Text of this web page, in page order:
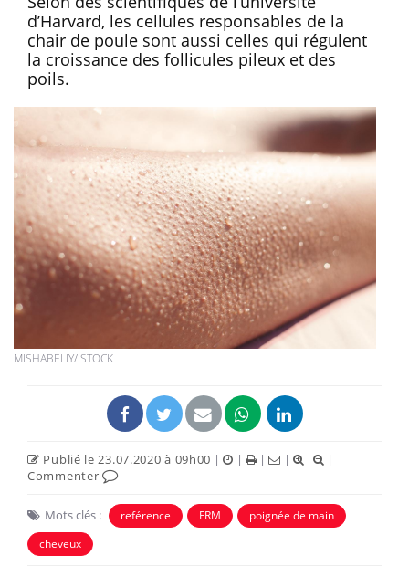
d’Harvard, les cellules responsables de la
chair de poule sont aussi celles qui régulent
la croissance des follicules pileux et des
poils.
MISHABELIY/ISTOCK
Publié le 23.07.2020 à 09h00 | | | |
|
Commenter
Mots clés : reférence FRM
poignée de main
cheveux